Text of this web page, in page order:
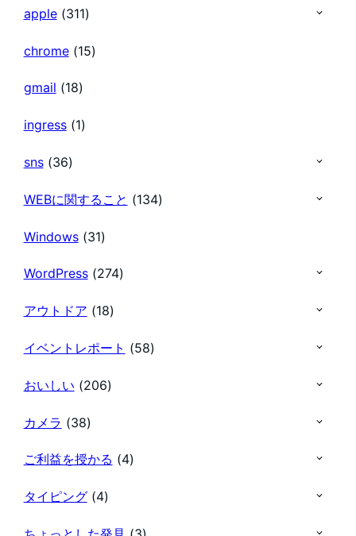
apple(311)
chrome(15)
gmail (18)
ingress(1)
sns(36)
WEBに関すること (134)
Windows(31)
WordPress(274)
アウトドア (18)
イベントレポート (58)
おいしい (206)
カメラ (38)
ご利益を授かる (4)
タイピング(4)